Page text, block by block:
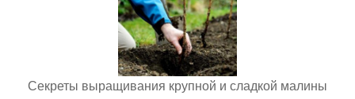
Секреты выращивания крупной и сладкой малины